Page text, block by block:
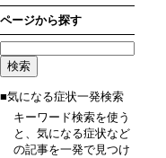
ページから探す
■気になる症状一発検索
キーワード検索を使う
と、気になる症状など
の記事を一発で見つけ